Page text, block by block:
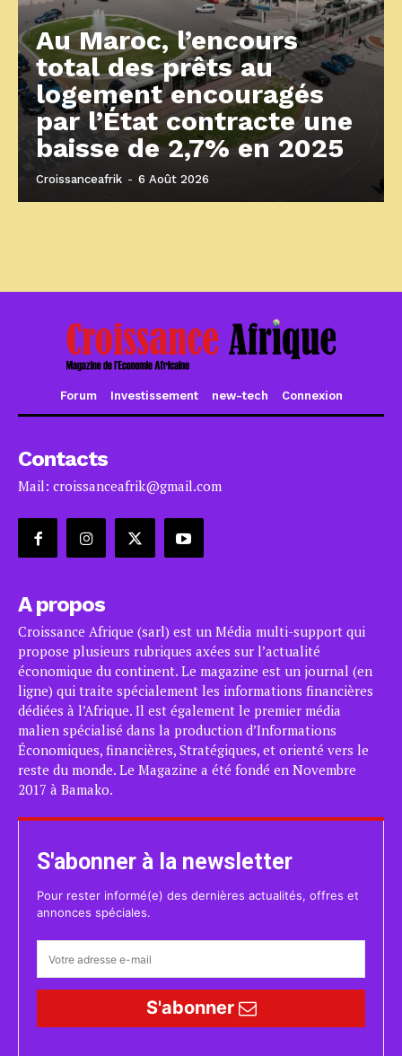
Au Maroc, l’encours
total des prêts au
logement encouragés
par l’État contracte une
baisse de 2,7% en 2025
Croissanceafrik - 6 Août 2026
Forum Investissement new-tech Connexion
Contacts
Mail: croissanceafrik@gmail.com
A propos
Croissance Afrique (sarl) est un Média multi-support qui
propose plusieurs rubriques axées sur l’actualité
économique du continent. Le magazine est un journal (en
ligne) qui traite spécialement les informations financières
dédiées à l’Afrique. Il est également le premier média
malien spécialisé dans la production d’Informations
Économiques, financières, Stratégiques, et orienté vers le
reste du monde. Le Magazine a été fondé en Novembre
2017 à Bamako.
S'abonner à la newsletter
Pour rester informé(e) des dernières actualités, offres et
annonces spéciales.
S'abonner